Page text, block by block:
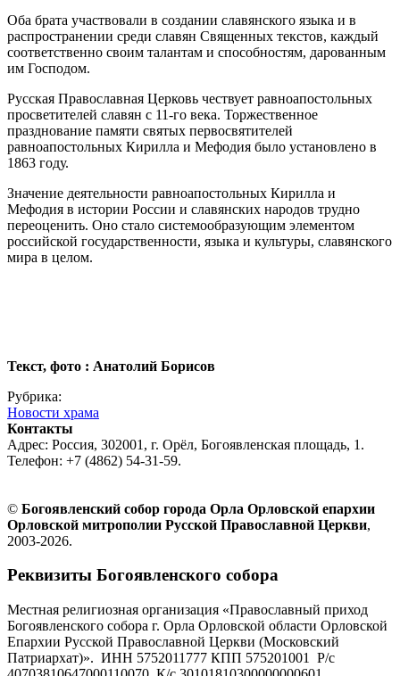
Оба брата участвовали в создании славянского языка и в
распространении среди славян Священных текстов, каждый
соответственно своим талантам и способностям, дарованным
им Господом.
Русская Православная Церковь чествует равноапостольных
просветителей славян с 11-го века. Торжественное
празднование памяти святых первосвятителей
равноапостольных Кирилла и Мефодия было установлено в
1863 году.
Значение деятельности равноапостольных Кирилла и
Мефодия в истории России и славянских народов трудно
переоценить. Оно стало системообразующим элементом
российской государственности, языка и культуры, славянского
мира в целом.
Текст, фото : Анатолий Борисов
Рубрика:
Новости храма
Контакты
Адрес: Россия, 302001, г. Орёл, Богоявленская площадь, 1.
Телефон: +7 (4862) 54-31-59.
© Богоявленский собор города Орла Орловской епархии
Орловской митрополии Русской Православной Церкви,
2003-2026.
Реквизиты Богоявленского собора
Местная религиозная организация «Православный приход
Богоявленского собора г. Орла Орловской области Орловской
Епархии Русской Православной Церкви (Московский
Патриархат)». ИНН 5752011777 КПП 575201001 Р/с